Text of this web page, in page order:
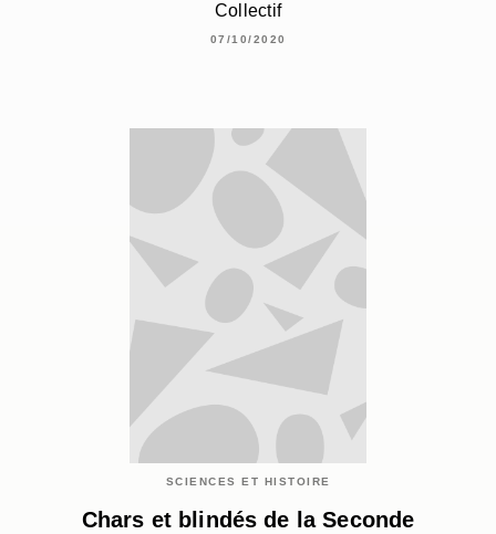
Collectif
07/10/2020
SCIENCES ET HISTOIRE
Chars et blindés de la Seconde